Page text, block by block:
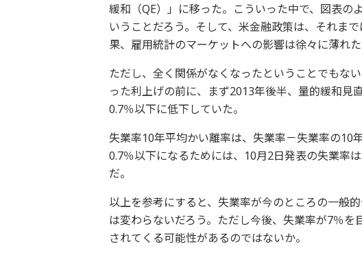
緩和（QE）」に移った。こういった中で、図表の
いうことだろう。そして、米金融政策は、それま
果、雇用統計のマーケットへの影響は徐々に薄れた
ただし、全く関係がなくなったということでもな
った利上げの前に、まず2013年後半、量的緩和見
0.7％以下に低下していた。
失業率10年平均かい離率は、失業率－失業率の10
0.7％以下になるためには、10月2日発表の失業率
だ。
以上を参考にすると、失業率が今のところの一般
は変わらないだろう。ただし今後、失業率が7％
されてくる可能性があるのではないか。